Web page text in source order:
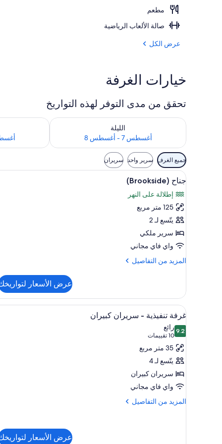
مطعم
صالة الألعاب الرياضية
عرض الكل
خيارات الغرفة
تحقق من مدى التوفر لهذه التواريخ
الليلة
أغسطس 7 - أغسطس 8
تحقق من مدى التوفر لليلة للفترة أغسطس 7 - أغسطس 8
أغسطس 8 -
تحقق من مدى
عوامل
التصفية
المتاحة
للغرف
جميع الغرف سرير واحد سريران
استعراض
جميع
صور
جناح
(Brookside)
أغطية فراش متميزة وألحفة
7
جناح (Brookside)
إطلالة على النهر
125 متر مربع
يتّسع لـ 2
سرير ملكي
واي فاي مجاني
المزيد من التفاصيل
المزيد
جناح
عرض الأسعار
استعراض
جميع
صور
غرفة
تنفيذية
-
سريران
كبيران
أغطية فراش متميزة وألحفة
5
غرفة تنفيذية - سريران كبيران
9.29.2 من 10
رائع
10 تقييمات(10
تقييمات)
35 متر مربع
يتّسع لـ 4
سريران كبيران
واي فاي مجاني
المزيد من التفاصيل
المزيد
عرض الأسعار